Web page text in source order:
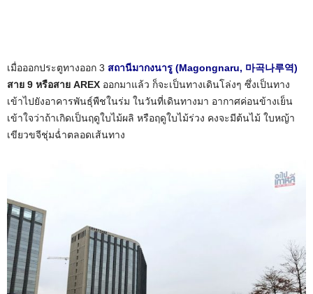
เมื่อออกประตูทางออก 3 สถานีมากงนารู (Magongnaru, 마곡나루역)
สาย 9 หรือสาย AREX ออกมาแล้ว ก็จะเป็นทางเดินโล่งๆ ซึ่งเป็นทาง
เข้าไปยังอาคารพันธุ์พืชในร่ม ในวันที่เดินทางมา อากาศค่อนข้างเย็น
เข้าใจว่าถ้าเกิดเป็นฤดูใบไม้ผลิ หรือฤดูใบไม้ร่วง คงจะมีต้นไม้ ใบหญ้า
เขียวขจีชุ่มฉ่ำตลอดเส้นทาง